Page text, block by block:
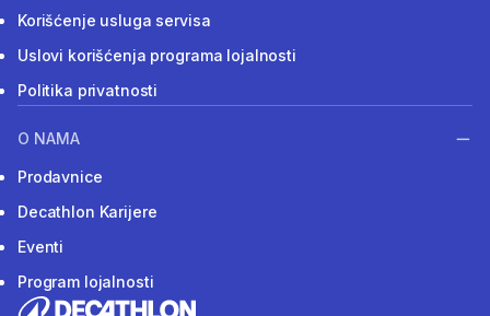
Korišćenje usluga servisa
Uslovi korišćenja programa lojalnosti
Politika privatnosti
O NAMA
Prodavnice
Decathlon Karijere
Eventi
Program lojalnosti